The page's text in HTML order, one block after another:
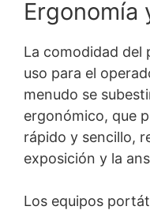
Ergonomía
La comodidad del
uso para el
menudo se
ergonómico, que
rápido y sencillo,
exposición y la
Los equipos